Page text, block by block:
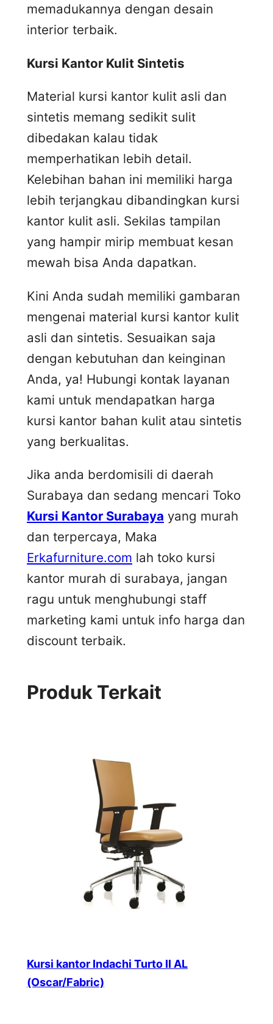
memadukannya dengan desain
interior terbaik.
Kursi Kantor Kulit Sintetis
Material kursi kantor kulit asli dan
sintetis memang sedikit sulit
dibedakan kalau tidak
memperhatikan lebih detail.
Kelebihan bahan ini memiliki harga
lebih terjangkau dibandingkan kursi
kantor kulit asli. Sekilas tampilan
yang hampir mirip membuat kesan
mewah bisa Anda dapatkan.
Kini Anda sudah memiliki gambaran
mengenai material kursi kantor kulit
asli dan sintetis. Sesuaikan saja
dengan kebutuhan dan keinginan
Anda, ya! Hubungi kontak layanan
kami untuk mendapatkan harga
kursi kantor bahan kulit atau sintetis
yang berkualitas.
Jika anda berdomisili di daerah
Surabaya dan sedang mencari Toko
Kursi Kantor Surabaya yang murah
dan terpercaya, Maka
Erkafurniture.com lah toko kursi
kantor murah di surabaya, jangan
ragu untuk menghubungi staff
marketing kami untuk info harga dan
discount terbaik.
Produk Terkait
Kursi kantor Indachi Turto II AL
(Oscar/Fabric)